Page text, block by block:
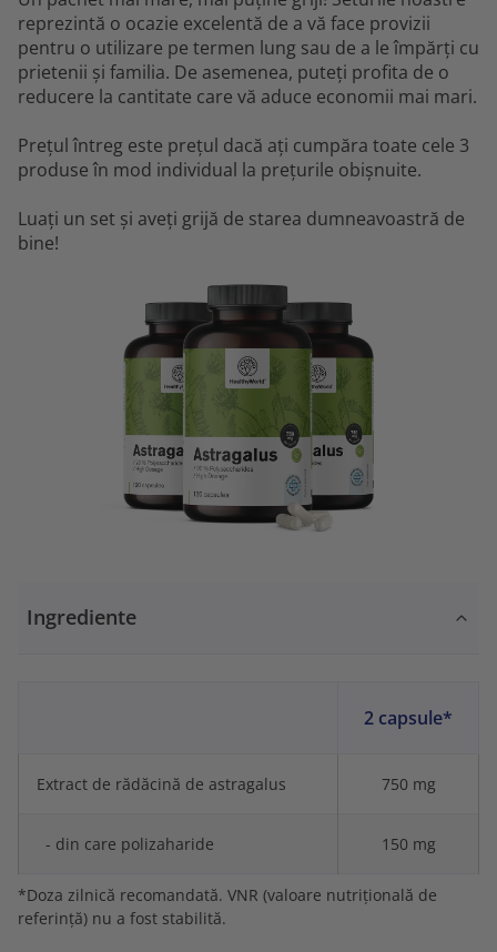
reprezintă o ocazie excelentă de a vă face provizii
pentru o utilizare pe termen lung sau de a le împărți cu
prietenii și familia. De asemenea, puteți profita de o
reducere la cantitate care vă aduce economii mai mari.
Prețul întreg este prețul dacă ați cumpăra toate cele 3
produse în mod individual la prețurile obișnuite.
Luați un set și aveți grijă de starea dumneavoastră de
bine!
Ingrediente
2 capsule*
Extract de rădăcină de astragalus 750 mg
- din care polizaharide 150 mg
*Doza zilnică recomandată. VNR (valoare nutrițională de
referință) nu a fost stabilită.